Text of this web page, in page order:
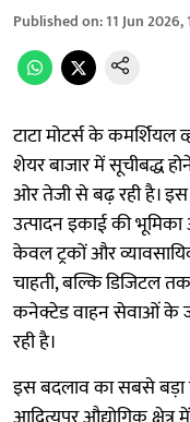
Published on:11 Jun 2026,
टाटा मोटर्स के कमर्शियल
शेयर बाजार में सूचीबद्ध
ओर तेजी से बढ़ रही है।
उत्पादन इकाई की
केवल ट्रकों और
चाहती, बल्कि डिजिटल
कनेक्टेड वाहन सेवाओं के
रही है।
इस बदलाव का सबसे